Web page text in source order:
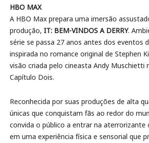
HBO MAX
A HBO Max prepara uma imersão
produção, IT: BEM-VINDOS A DERRY.
série se passa 27 anos antes dos eventos
inspirada no romance original de Stephen
visão criada pelo cineasta Andy Muschietti
Capítulo Dois.
Reconhecida por suas produções de alta
únicas que conquistam fãs ao redor do
convida o público a entrar na aterrorizante
em uma experiência física e sensorial que